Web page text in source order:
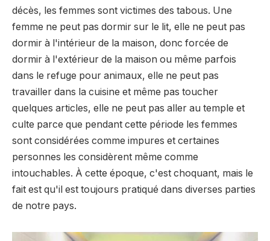
décès, les femmes sont victimes des tabous. Une
femme ne peut pas dormir sur le lit, elle ne peut pas
dormir à l'intérieur de la maison, donc forcée de
dormir à l'extérieur de la maison ou même parfois
dans le refuge pour animaux, elle ne peut pas
travailler dans la cuisine et même pas toucher
quelques articles, elle ne peut pas aller au temple et
culte parce que pendant cette période les femmes
sont considérées comme impures et certaines
personnes les considèrent même comme
intouchables. À cette époque, c'est choquant, mais le
fait est qu'il est toujours pratiqué dans diverses parties
de notre pays.